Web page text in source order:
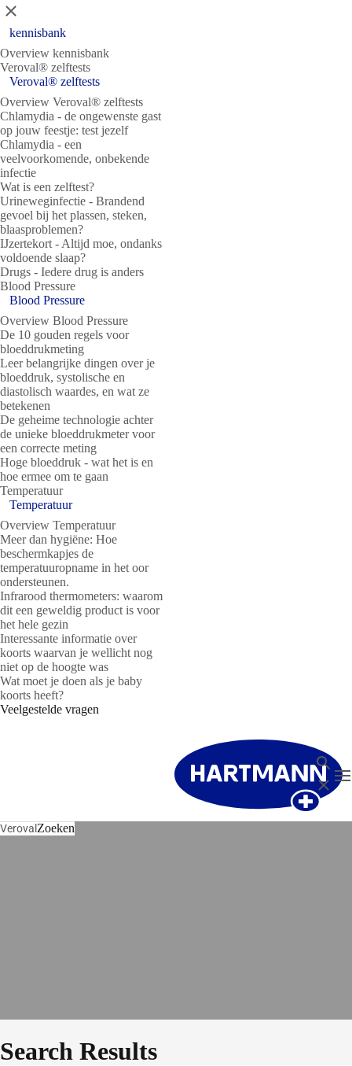
Sluit
kennisbank
Overview kennisbank
Veroval® zelftests
Veroval® zelftests
Overview Veroval® zelftests
Chlamydia - de ongewenste gast
op jouw feestje: test jezelf
Chlamydia - een
veelvoorkomende, onbekende
infectie
Wat is een zelftest?
Urineweginfectie - Brandend
gevoel bij het plassen, steken,
blaasproblemen?
IJzertekort - Altijd moe, ondanks
voldoende slaap?
Drugs - Iedere drug is anders
Blood Pressure
Blood Pressure
Overview Blood Pressure
De 10 gouden regels voor
bloeddrukmeting
Leer belangrijke dingen over je
bloeddruk, systolische en
diastolisch waardes, en wat ze
betekenen
De geheime technologie achter
de unieke bloeddrukmeter voor
een correcte meting
Hoge bloeddruk - wat het is en
hoe ermee om te gaan
Temperatuur
Temperatuur
Overview Temperatuur
Meer dan hygiëne: Hoe
beschermkapjes de
temperatuuropname in het oor
ondersteunen.
Infrarood thermometers: waarom
dit een geweldig product is voor
het hele gezin
Interessante informatie over
koorts waarvan je wellicht nog
niet op de hoogte was
Wat moet je doen als je baby
koorts heeft?
Veelgestelde vragen
Zoeken
Sluit
Veroval Zoeken
Search Results